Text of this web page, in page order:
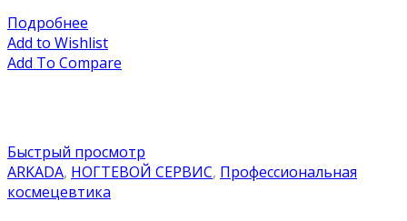
Подробнее
Add to Wishlist
Add To Compare
Быстрый просмотр
ARKADA, НОГТЕВОЙ СЕРВИС, Профессиональная
космецевтика